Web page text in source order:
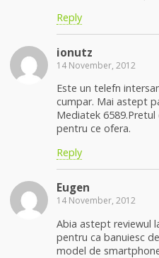
Reply
ionutz
14 November, 2012
Este un telefn
cumpar. Mai astept
Mediatek
pentru ce ofera.
Reply
Eugen
14 November, 2012
Abia astept reviewul
pentru ca banuiesc
model de